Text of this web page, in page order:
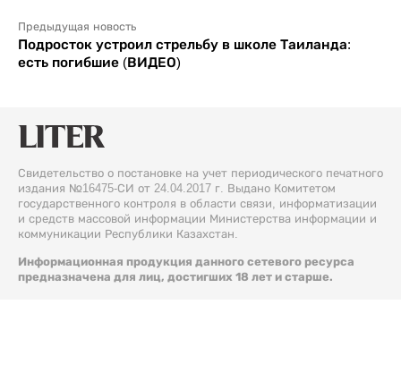
Предыдущая новость
Подросток устроил стрельбу в школе Таиланда:
есть погибшие (ВИДЕО)
Свидетельство о постановке на учет периодического печатного
издания №16475-СИ от 24.04.2017 г. Выдано Комитетом
государственного контроля в области связи, информатизации
и средств массовой информации Министерства информации и
коммуникации Республики Казахстан.
Информационная продукция данного сетевого ресурса
предназначена для лиц, достигших 18 лет и старше.